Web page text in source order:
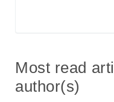
Most read
author(s)